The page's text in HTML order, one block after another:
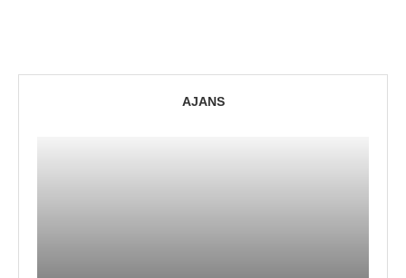
AJANS